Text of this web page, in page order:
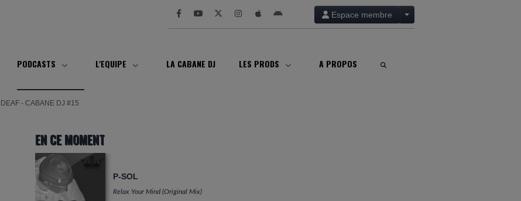
Espace membre
PODCASTS L'EQUIPE LA CABANE DJ LES PRODS A PROPOS
DEAF - CABANE DJ #15
EN CE MOMENT
P-SOL
Relax Your Mind (Original Mix)